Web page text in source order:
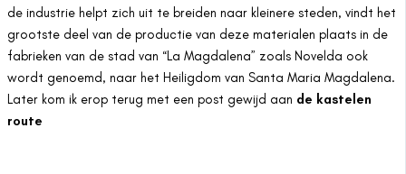
de industrie helpt zich uit te breiden naar kleinere steden, vindt het
grootste deel van de productie van deze materialen plaats in de
fabrieken van de stad van “La Magdalena” zoals Novelda ook
wordt genoemd, naar het Heiligdom van Santa Maria Magdalena.
Later kom ik erop terug met een post gewijd aan de kastelen
route